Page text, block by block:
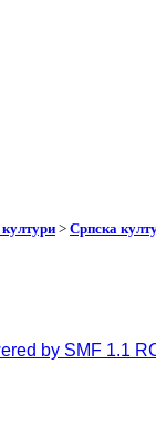
> Српска
by SMF 1.1